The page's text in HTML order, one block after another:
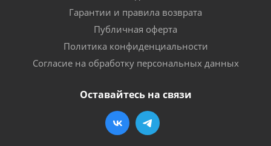
Гарантии и правила возврата
Публичная оферта
Политика конфиденциальности
Согласие на обработку персональных данных
Оставайтесь на связи